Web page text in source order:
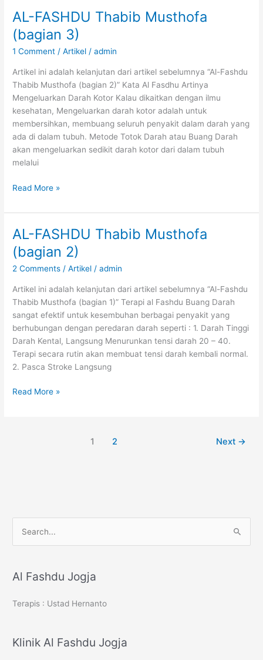
AL-FASHDU Thabib Musthofa
(bagian 3)
1 Comment /Artikel /admin
Artikel ini adalah kelanjutan dari artikel sebelumnya “Al-Fashdu
Thabib Musthofa (bagian 2)” Kata Al Fasdhu Artinya
Mengeluarkan Darah Kotor Kalau dikaitkan dengan ilmu
kesehatan, Mengeluarkan darah kotor adalah untuk
membersihkan, membuang seluruh penyakit dalam darah yang
ada di dalam tubuh. Metode Totok Darah atau Buang Darah
akan mengeluarkan sedikit darah kotor dari dalam tubuh
melalui
AL-
Thabib
(bagian
3)
Read More »
AL-FASHDU Thabib Musthofa
(bagian 2)
2 Comments /Artikel /admin
Artikel ini adalah kelanjutan dari artikel sebelumnya “Al-Fashdu
Thabib Musthofa (bagian 1)” Terapi al Fashdu Buang Darah
sangat efektif untuk kesembuhan berbagai penyakit yang
berhubungan dengan peredaran darah seperti : 1. Darah Tinggi
Darah Kental, Langsung Menurunkan tensi darah 20 – 40.
Terapi secara rutin akan membuat tensi darah kembali normal.
2. Pasca Stroke Langsung
AL-
Read More »
1 2 Next →
r
h
Al Fashdu Jogja
Terapis : Ustad Hernanto
Klinik Al Fashdu Jogja